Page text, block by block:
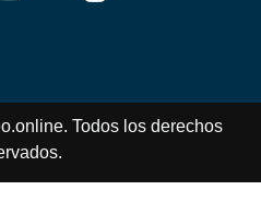
Todos los derechos